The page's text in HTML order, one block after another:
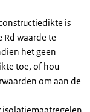
is
waarde te
het geen
toe, of hou
om aan de